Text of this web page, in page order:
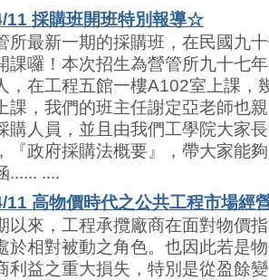
採購班開班特別報導☆
所最新一期的採購班，在民國九
課囉！本次招生為營管所九十七
，在工程五館一樓A102室上課，
課，我們的班主任謝定亞老師也
購人員，並且由我們工學院大家
『政府採購法概要』，帶大家能
...... ....
高物價時代之公共工程市場經
以來，工程承攬廠商在面對物價
於相對被動之角色。也因此若是
利益之重大損失，特別是從盈餘